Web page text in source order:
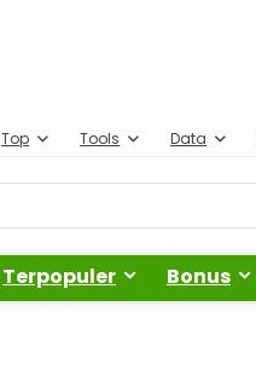
Top Tools Data
Terpopuler Bonus